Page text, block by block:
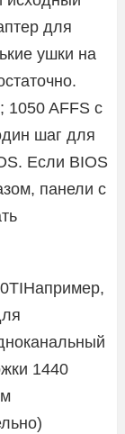
для
ушки на
1050 AFFS с
шаг для
Если BIOS
панели с
1440